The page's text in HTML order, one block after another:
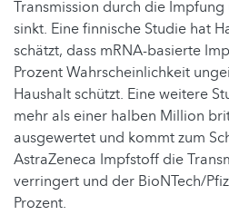
Transmission durch die Impfung
sinkt. Eine finnische Studie hat
schätzt, dass mRNA-basierte
Prozent Wahrscheinlichkeit
Haushalt schützt. Eine weitere
mehr als einer halben Million
ausgewertet und kommt zum
AstraZeneca Impfstoff die
verringert und der BioNTech/
Prozent.